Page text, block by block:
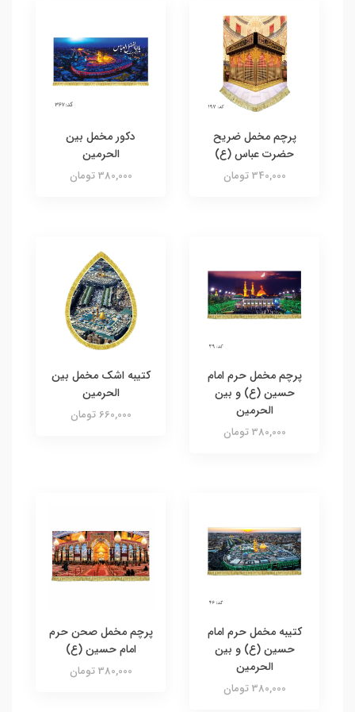
پرچم مخمل ضریح
حضرت عباس (ع)
340,000 تومان
دکور مخمل بین
الحرمین
380,000 تومان
پرچم مخمل حرم امام
حسین (ع) و بین
الحرمین
380,000 تومان
کتیبه اشک مخمل بین
الحرمین
660,000 تومان
کتیبه مخمل حرم امام
حسین (ع) و بین
الحرمین
380,000 تومان
پرچم مخمل صحن حرم
امام حسین (ع)
380,000 تومان